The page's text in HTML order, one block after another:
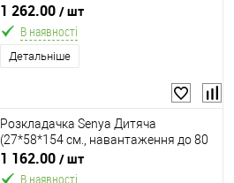
кг.)
1 262.00 / шт
В наявності
Детальніше
Розкладачка Senya Дитяча
(27*58*154 см., навантаження до 80
кг.)
1 162.00 / шт
В наявності